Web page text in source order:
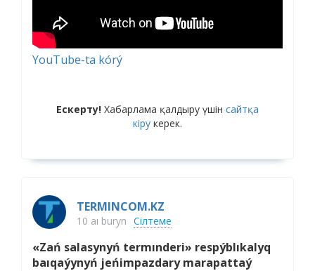
YouTube-ta kórý
Ескерту! Хабарлама қалдыру үшін сайтқа
кіру керек.
TERMINCOM.KZ
10 aı buryn Сілтеме
«Zań salasynyń termınderi» respýblıkalyq
baıqaýynyń jeńimpazdary marapattaý